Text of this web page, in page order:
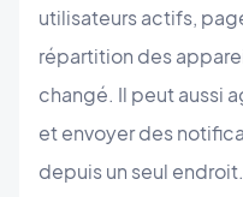
utilisateurs actifs,
répartition des
changé. Il peut aussi
et envoyer des
depuis un seul endroit.